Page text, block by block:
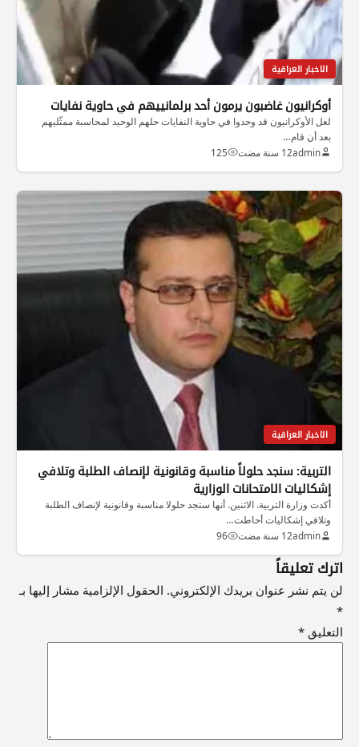
الاخبار العراقية
أوكرانيون غاضبون يرمون أحد برلمانييهم في حاوية نفايات
لعل الأوكرانيون قد وجدوا في حاوية النفايات حلهم الوحيد لمحاسبة ممثّليهم
بعد أن قام…
admin12 سنة مضت 125
الاخبار العراقية
التربية: سنجد حلولاً مناسبة وقانونية لإنصاف الطلبة وتلافي
إشكاليات الامتحانات الوزارية
أكدت وزارة التربية. الاثنين. أنها ستجد حلولا مناسبة وقانونية لإنصاف الطلبة
وتلافي إشكاليات أحاطت…
admin12 سنة مضت 96
اترك تعليقاً
لن يتم نشر عنوان بريدك الإلكتروني. الحقول الإلزامية مشار إليها بـ
*
التعليق *